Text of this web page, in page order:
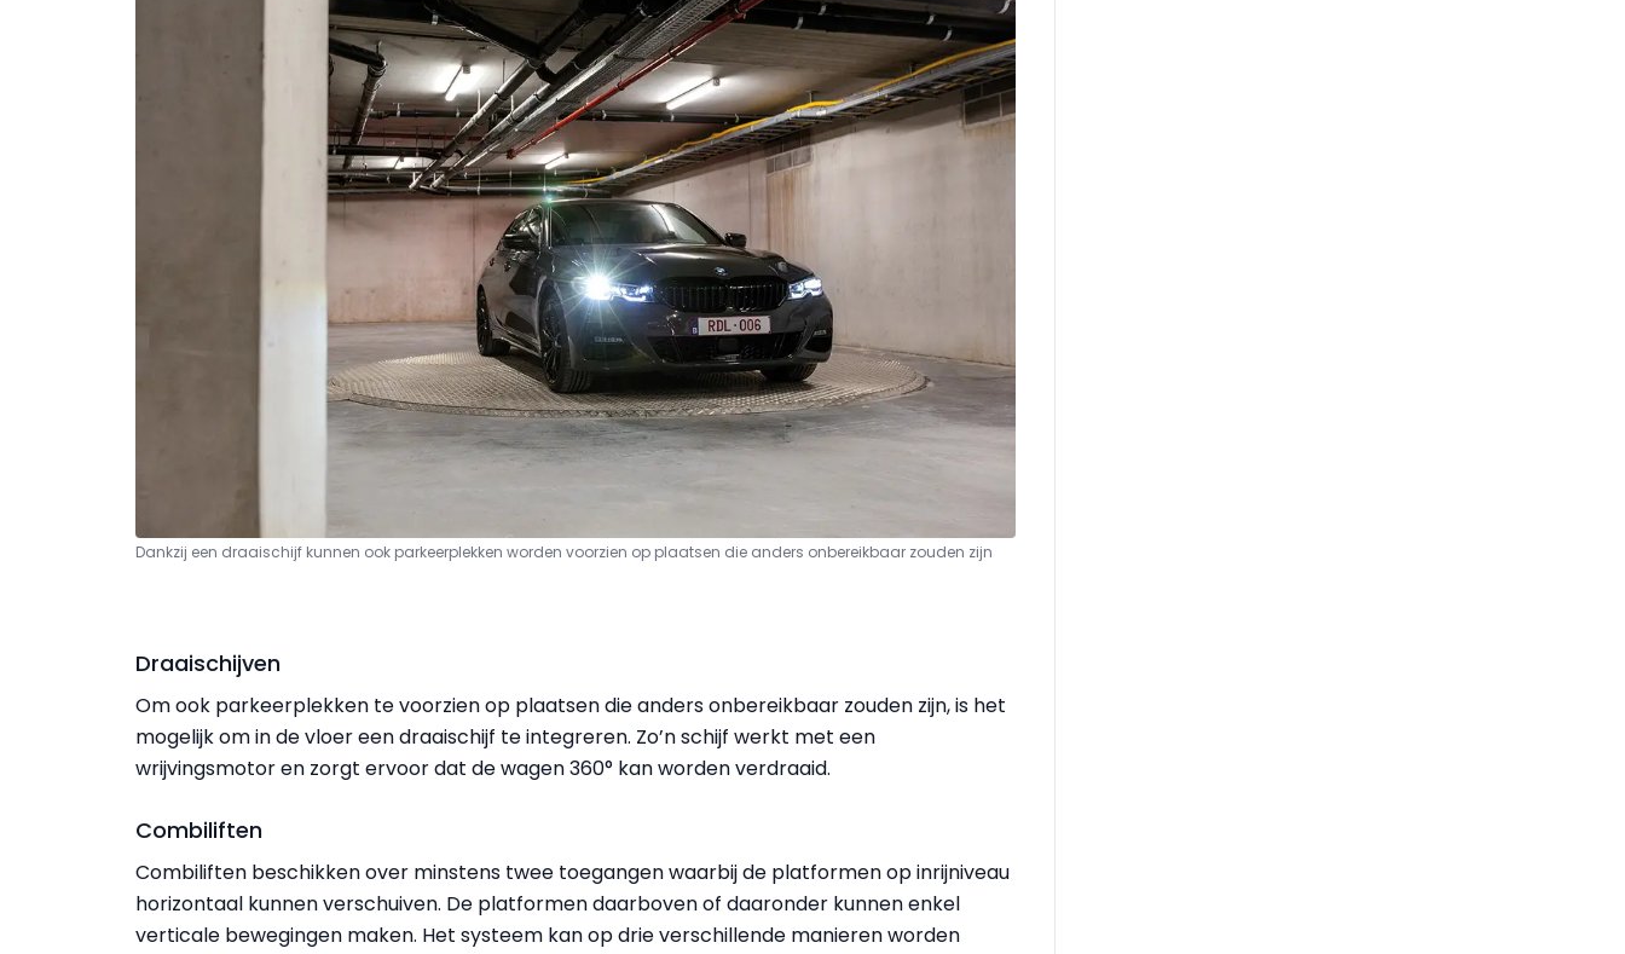
Dankzij een draaischijf kunnen ook parkeerplekken worden voorzien op plaatsen die anders onbereikbaar zouden zijn
Draaischijven
Om ook parkeerplekken te voorzien op plaatsen die anders onbereikbaar zouden zijn, is het
mogelijk om in de vloer een draaischijf te integreren. Zo’n schijf werkt met een
wrijvingsmotor en zorgt ervoor dat de wagen 360° kan worden verdraaid.
Combiliften
Combiliften beschikken over minstens twee toegangen waarbij de platformen op inrijniveau
horizontaal kunnen verschuiven. De platformen daarboven of daaronder kunnen enkel
verticale bewegingen maken. Het systeem kan op drie verschillende manieren worden